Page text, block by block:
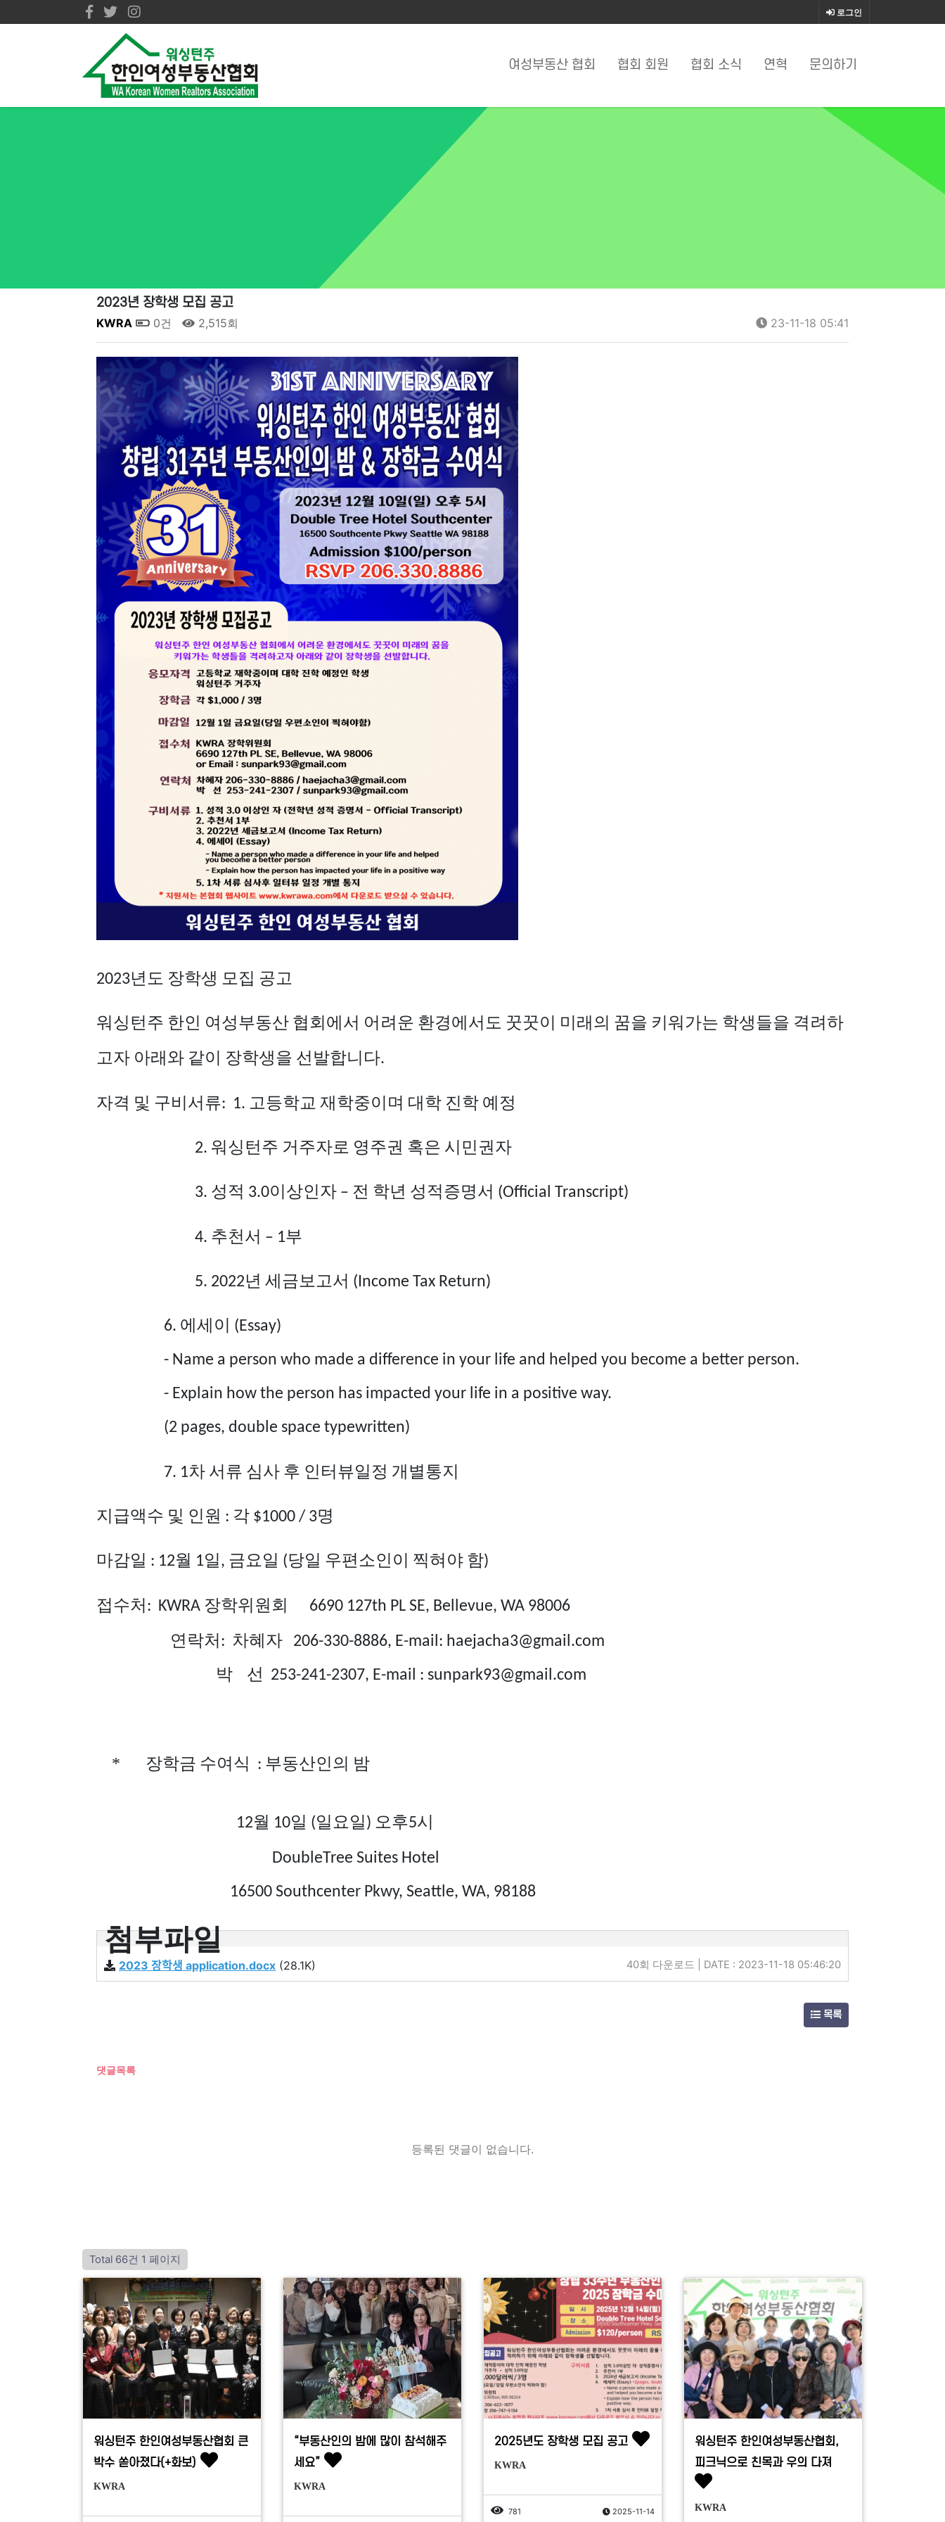
로그인
여성부동산 협회 협회 회원 협회 소식 연혁 문의하기
2023년 장학생 모집 공고
KWRA 0건 2,515회 23-11-18 05:41
2023년도 장학생 모집 공고
워싱턴주 한인 여성부동산 협회에서 어려운 환경에서도 꿋꿋이 미래의 꿈을 키워가는 학생들을 격려하
고자 아래와 같이 장학생을 선발합니다.
자격 및 구비서류: 1. 고등학교 재학중이며 대학 진학 예정
2. 워싱턴주 거주자로 영주권 혹은 시민권자
3. 성적 3.0이상인자 – 전 학년 성적증명서 (Official Transcript)
4. 추천서 – 1부
5. 2022년 세금보고서 (Income Tax Return)
6. 에세이
(Essay)
- Name a person who made a difference in your life and helped you become a better person.
- Explain how the person has impacted your life in a positive way.
(2 pages, double space typewritten)
7. 1차 서류 심사 후 인터뷰일정 개별통지
지급액수 및 인원 : 각 $1000 / 3명
마감일 : 12월 1일, 금 요일 (당일 우편소인이 찍혀야 함)
접수처: KWRA 장학위원회 6690 127th PL SE, Bellevue, WA 98006
연락처: 차혜자
206-330-8886, E-mail: haejacha3@gmail.com
박 선 253-241-2307, E-mail : sunpark93@gmail.com
* 장학금 수여식 : 부동산인의 밤
12월 10일 (일요일 ) 오후5시
DoubleTree Suites Hotel
16500 Southcenter Pkwy, Seattle, WA, 98188
첨부파일
2023 장학생 application.docx (28.1K) 40회 다운로드 | DATE : 2023-11-18 05:46:20
목록
댓글목록
등록된 댓글이 없습니다.
Total 66건 1 페이지
워싱턴주 한인여성부동산협회 큰
박수 쏟아졌다(+화보)
KWRA
“부동산인의 밤에 많이 참석해주
세요”
KWRA
2025년도 장학생 모집 공고
KWRA
781 2025-11-14
워싱턴주 한인여성부동산협회,
피크닉으로 친목과 우의 다져
KWRA